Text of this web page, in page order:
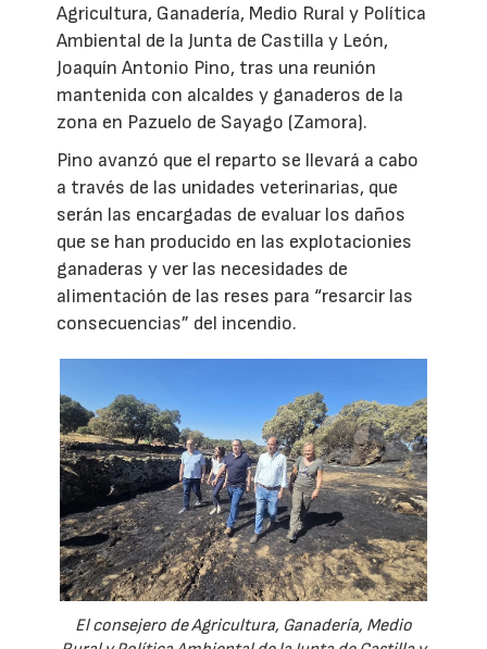
Agricultura, Ganadería, Medio Rural y Política
Ambiental de la Junta de Castilla y León,
Joaquín Antonio Pino, tras una reunión
mantenida con alcaldes y ganaderos de la
zona en Pazuelo de Sayago (Zamora).
Pino avanzó que el reparto se llevará a cabo
a través de las unidades veterinarias, que
serán las encargadas de evaluar los daños
que se han producido en las explotacionies
ganaderas y ver las necesidades de
alimentación de las reses para “resarcir las
consecuencias” del incendio.
El consejero de Agricultura, Ganadería, Medio